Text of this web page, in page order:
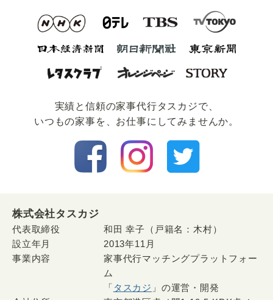
実績と信頼の家事代⾏タスカジで、
いつもの家事を、お仕事にしてみませんか。
株式会社タスカジ
代表取締役
和田 幸子（戸籍名：木村）
設立年月
2013年11月
事業内容
家事代行マッチングプラットフォー
ム
「 タスカジ 」の運営・開発